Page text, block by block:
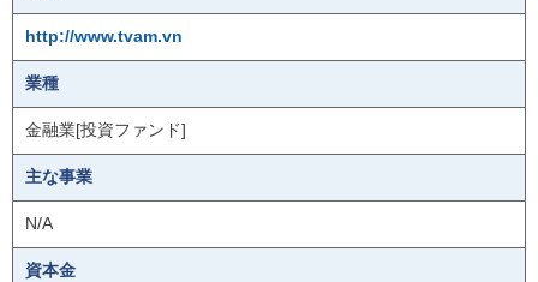
http://www.tvam.vn
業種
金融業[投資ファンド]
主な事業
N/A
資本金